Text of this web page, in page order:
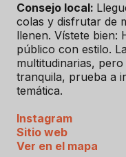
Consejo local:
colas y disfrutar de
llenen. Vístete bien:
público con estilo.
multitudinarias,
tranquila, prueba a
temática.
Instagram
Sitio web
Ver en el mapa